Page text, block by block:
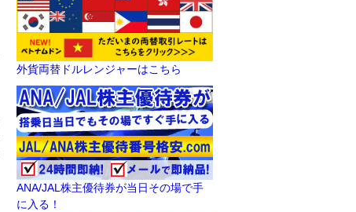
外貨両替ドルレンジャーはこちら
ANA/JAL株主優待券が当日その場で手
に入る！